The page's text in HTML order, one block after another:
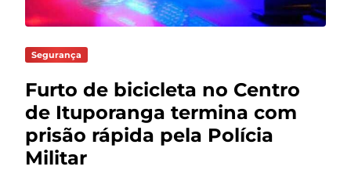
Segurança
Furto de bicicleta no Centro
de Ituporanga termina com
prisão rápida pela Polícia
Militar